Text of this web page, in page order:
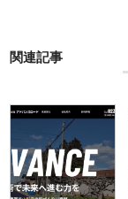
関連記事